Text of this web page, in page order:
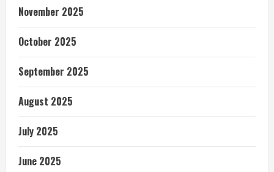
November 2025
October 2025
September 2025
August 2025
July 2025
June 2025